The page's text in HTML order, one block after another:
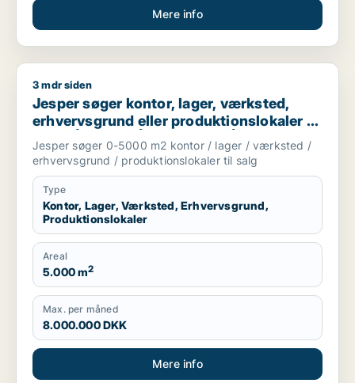
Mere info
Jesper søger kontor, lager, værksted, erhvervsgrund eller
3 mdr siden
Jesper søger kontor, lager, værksted,
erhvervsgrund eller produktionslokaler til
salg i Århus C, Århus N eller Århus V m.fl.
Jesper søger 0-5000 m2 kontor / lager / værksted /
erhvervsgrund / produktionslokaler til salg
Type
Kontor, Lager, Værksted, Erhvervsgrund,
Produktionslokaler
Areal
5.000 m2
Max. per måned
8.000.000 DKK
Mere info